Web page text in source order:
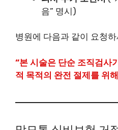
음” 명시)
병원에 다음과 같이 요청
“본 시술은 단순 조직검사
적 목적의 완전 절제를 위